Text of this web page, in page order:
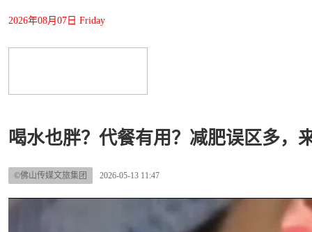
2026年08月07日 Friday
喝水也胖？代餐有用？减肥误区多，
©佛山传媒文旅集团 2026-05-13 11:47